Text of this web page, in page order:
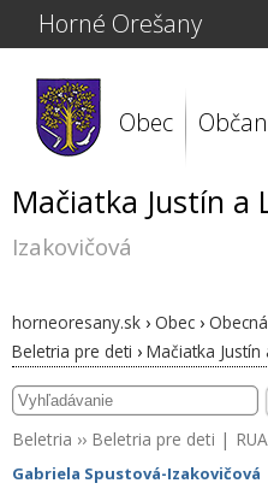
Horné Orešany
Obec Občan
Mačiatka Justín a
Izakovičová
horneoresany.sk › Obec ›
Beletria pre deti › Mačiatka Justín
Beletria ›› Beletria pre deti |
Gabriela Spustová-Izakovičová